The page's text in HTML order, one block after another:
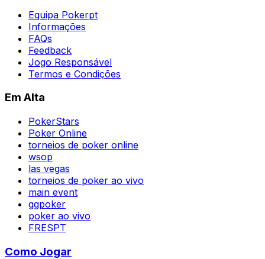
Equipa Pokerpt
Informações
FAQs
Feedback
Jogo Responsável
Termos e Condições
Em Alta
PokerStars
Poker Online
torneios de poker online
wsop
las vegas
torneios de poker ao vivo
main event
ggpoker
poker ao vivo
FRESPT
Como Jogar